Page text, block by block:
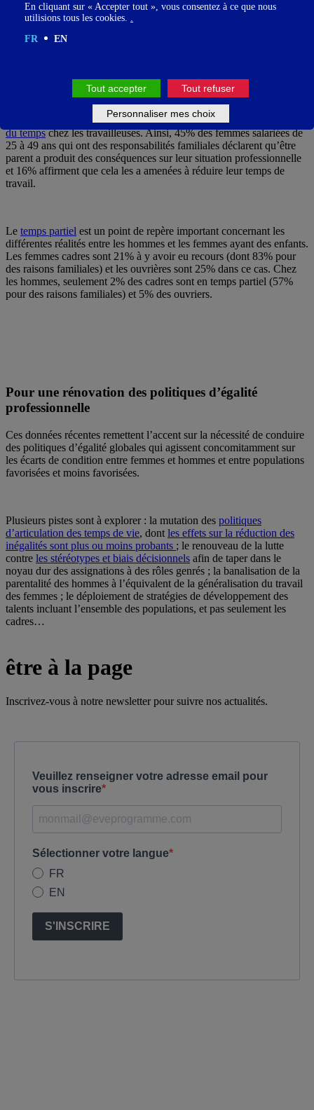
varie selon le secteur d’activité et le milieu social. Ce faisant, c’est
chez les ouvrières que l’on retrouve le plus grand écart : 54% de
celles ayant des responsabilités familiales sont en emploi contre 74%
La parentalité a par ailleurs une influence importante sur la
du tempschez les travailleuses. Ainsi, 45% des femmes salariées de
25 à 49 ans qui ont des responsabilités familiales déclarent qu’être
parent a produit des conséquences sur leur situation professionnelle
et 16% affirment que cela les a amenées à réduire leur temps de
travail.
Le temps partiel est un point de repère important concernant les
différentes réalités entre les hommes et les femmes ayant des enfants.
Les femmes cadres sont 21% à y avoir eu recours (dont 83% pour
des raisons familiales) et les ouvrières sont 25% dans ce cas. Chez
les hommes, seulement 2% des cadres sont en temps partiel (57%
pour des raisons familiales) et 5% des ouvriers.
Pour une rénovation des politiques d’égalité
professionnelle
Ces données récentes remettent l’accent sur la nécessité de conduire
des politiques d’égalité globales qui agissent concomitamment sur
les écarts de condition entre femmes et hommes et entre populations
favorisées et moins favorisées.
Plusieurs pistes sont à explorer : la mutation des politiques
d’articulation des temps de vie, dont les effets sur la réduction des
inégalités sont plus ou moins probants ; le renouveau de la lutte
contre les stéréotypes et biais décisionnels afin de taper dans le
noyau dur des assignations à des rôles genrés ; la banalisation de la
parentalité des hommes à l’équivalent de la généralisation du travail
des femmes ; le déploiement de stratégies de développement des
talents incluant l’ensemble des populations, et pas seulement les
cadres…
être à la page
Inscrivez-vous à notre newsletter pour suivre nos actualités.
Veuillez renseigner votre adresse email pour
vous inscrire
Sélectionner votre langue
FR
EN
S'INSCRIRE
En cliquant sur « Accepter tout », vous consentez à ce que nous
utilisions tous les cookies.
FR
EN
Tout accepter Tout refuser
Personnaliser mes choix